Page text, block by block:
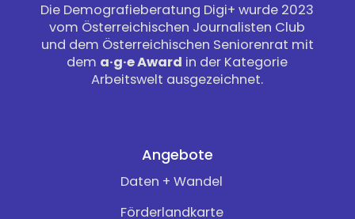
Die Demografieberatung Digi+ wurde 2023
vom Österreichischen Journalisten Club
und dem Österreichischen Seniorenrat mit
dem a·g·e Award in der Kategorie
Arbeitswelt ausgezeichnet.
Angebote
Daten + Wandel
Förderlandkarte